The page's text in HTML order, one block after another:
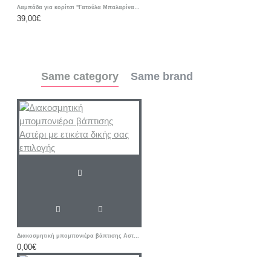
Λαμπάδα για κορίτσι "Γατούλα Μπαλαρίνα floral " με λαστιχάκι μαλλιών και όνομα
39,00€
Same category Same brand
Διακοσμητική μπομπονιέρα βάπτισης Αστέρι με ετικέτα δικής σας επιλογής
0,00€